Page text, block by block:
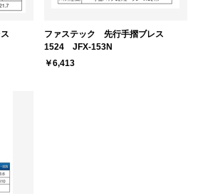
ファステック 先行手摺ブレス
1524 JFX-153N
￥6,413